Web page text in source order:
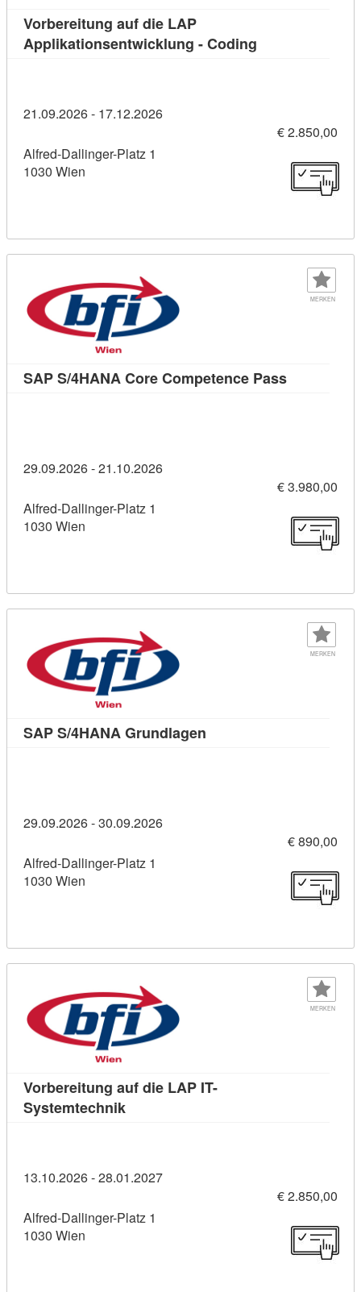
Vorbereitung auf die LAP
Applikationsentwicklung - Coding
21.09.2026 - 17.12.2026
€ 2.850,00
Alfred-Dallinger-Platz 1
1030 Wien
MERKEN
SAP S/4HANA Core Competence PassKursdetail:
29.09.2026 - 21.10.2026
€ 3.980,00
Alfred-Dallinger-Platz 1
1030 Wien
MERKEN
SAP S/4HANA Grundlagen
29.09.2026 - 30.09.2026
€ 890,00
Alfred-Dallinger-Platz 1
1030 Wien
MERKEN
Vorbereitung auf die LAP IT-
SystemtechnikKursdetail: Vorbereitung auf die LAP
13.10.2026 - 28.01.2027
€ 2.850,00
Alfred-Dallinger-Platz 1
1030 Wien